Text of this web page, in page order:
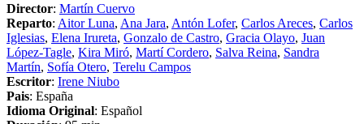
Director: Martín Cuervo
Reparto: Aitor Luna, Ana Jara, Antón Lofer, Carlos Areces, Carlos
Iglesias, Elena Irureta, Gonzalo de Castro, Gracia Olayo, Juan
López-Tagle, Kira Miró, Martí Cordero, Salva Reina, Sandra
Martín, Sofía Otero, Terelu Campos
Escritor: Irene Niubo
Pais: España
Idioma Original: Español